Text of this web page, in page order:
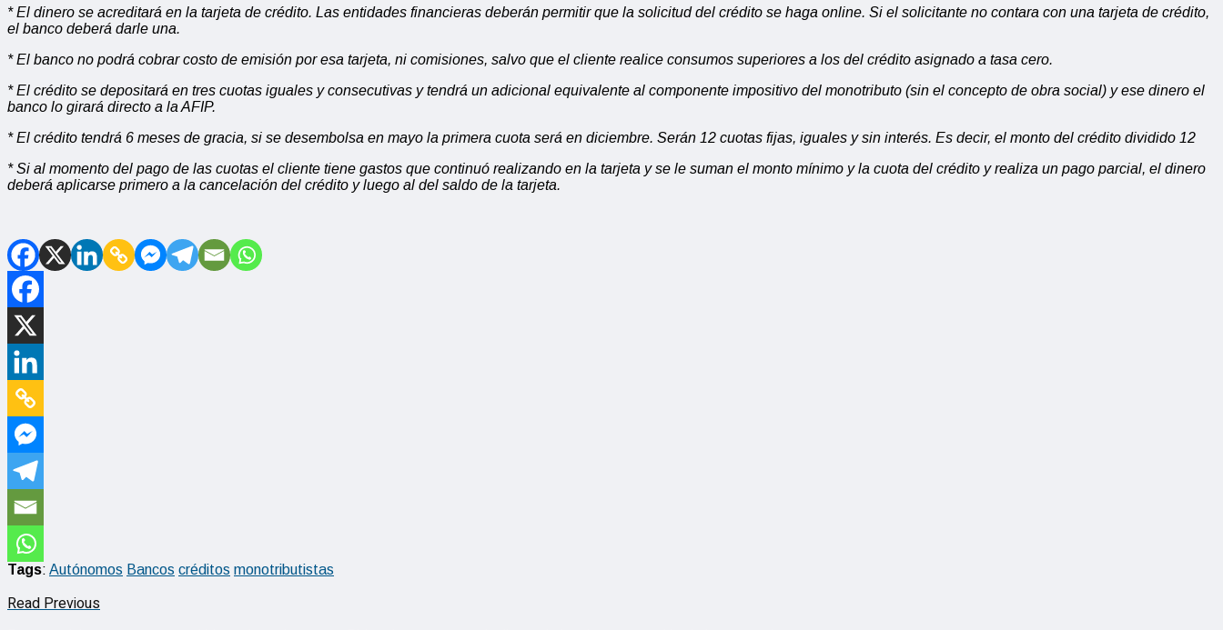
* El dinero se acreditará en la tarjeta de crédito. Las entidades financieras deberán permitir que la solicitud del crédito se haga online. Si el solicitante no contara con una tarjeta de crédito,
el banco deberá darle una.
* El banco no podrá cobrar costo de emisión por esa tarjeta, ni comisiones, salvo que el cliente realice consumos superiores a los del crédito asignado a tasa cero.
* El crédito se depositará en tres cuotas iguales y consecutivas y tendrá un adicional equivalente al componente impositivo del monotributo (sin el concepto de obra social) y ese dinero el
banco lo girará directo a la AFIP.
* El crédito tendrá 6 meses de gracia, si se desembolsa en mayo la primera cuota será en diciembre. Serán 12 cuotas fijas, iguales y sin interés. Es decir, el monto del crédito dividido 12
* Si al momento del pago de las cuotas el cliente tiene gastos que continuó realizando en la tarjeta y se le suman el monto mínimo y la cuota del crédito y realiza un pago parcial, el dinero
deberá aplicarse primero a la cancelación del crédito y luego al del saldo de la tarjeta.
Tags: Autónomos Bancos créditos monotributistas
Read Previous